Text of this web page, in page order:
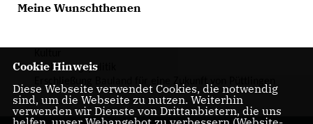
Meine Wunschthemen
Ansiedlungspolitik
Cookie Hinweis
Diese Webseite verwendet Cookies, die notwendig
sind, um die Webseite zu nutzen. Weiterhin
verwenden wir Dienste von Drittanbietern, die uns